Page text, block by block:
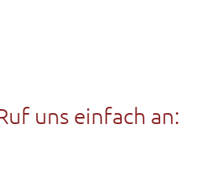
uns einfach an: